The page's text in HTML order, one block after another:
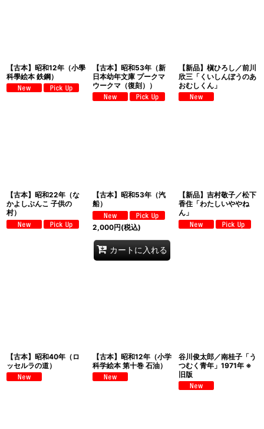
【古本】昭和12年（小學
科學絵本 鉄鋼）
【古本】昭和53年（新
日本幼年文庫 プークマ
ウークマ（復刻））
【新品】槇ひろし／前川
欣三「くいしんぼうのあ
おむしくん」
【古本】昭和22年（な
かよしぶんこ 子供の
村）
【古本】昭和53年（汽
船）
2,000円(税込)
カートに入れる
【新品】吉村敬子／松下
香住「わたしいややね
ん」
【古本】昭和40年（ロ
ッセルラの道）
【古本】昭和12年（小学
科学絵本 第十巻 石油）
谷川俊太郎／南桂子「う
つむく青年」1971年 ※
旧版